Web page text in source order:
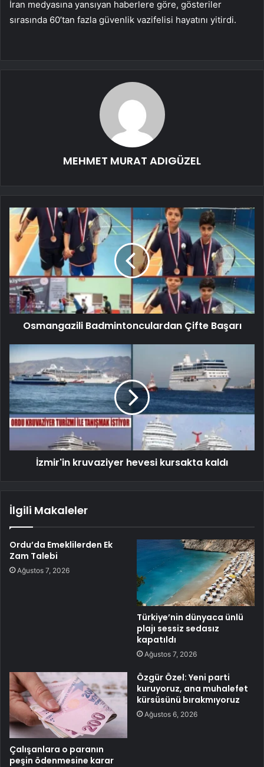
İran medyasına yansıyan haberlere göre, gösteriler
sırasında 60’tan fazla güvenlik vazifelisi hayatını yitirdi.
MEHMET MURAT ADIGÜZEL
Osmangazili Badmintonculardan Çifte Başarı
İzmir'in kruvaziyer hevesi kursakta kaldı
İlgili Makaleler
Ordu’da Emeklilerden Ek
Zam Talebi
Ağustos 7, 2026
Türkiye’nin dünyaca ünlü
plajı sessiz sedasız
kapatıldı
Ağustos 7, 2026
Çalışanlara o paranın
peşin ödenmesine karar
Özgür Özel: Yeni parti
kuruyoruz, ana muhalefet
kürsüsünü bırakmıyoruz
Ağustos 6, 2026